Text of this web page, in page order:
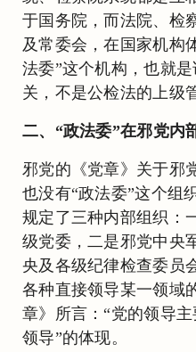
于国务院，而法院、检
及常委会，在国家机构
法委”这个机构，也就
关，不是公检法的上级
二、“政法委”在邪党内
邪党的《党章》关于邪
也没有“政法委”这个组
规定了三种内部组织：
级党委，二是邪党中央
央及各级纪律检查委员
各种直接领导某一领域
章》所言：“党的领导
领导”的体现。